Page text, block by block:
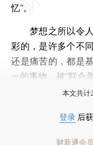
忆”。
梦想之所以令人
彩的，是许多个不
还是痛苦的，都是
一的事物，被“联合
本文共计
登录 后
财新通会员